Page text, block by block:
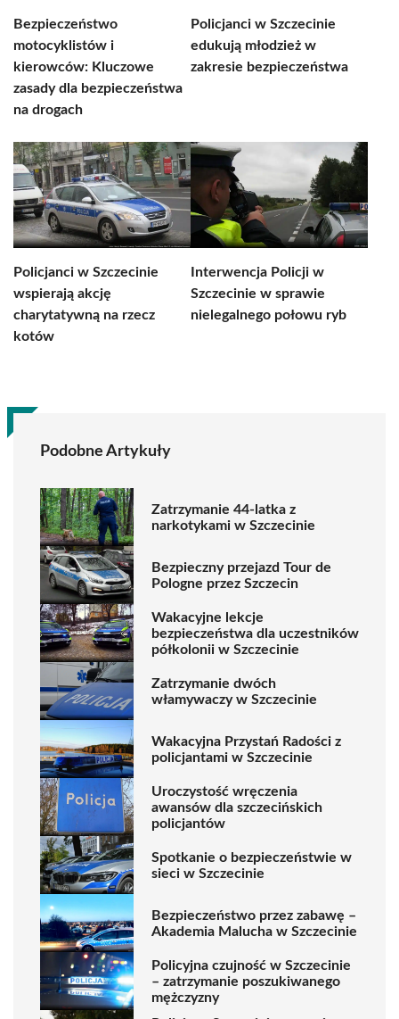
Bezpieczeństwo
motocyklistów i
kierowców: Kluczowe
zasady dla bezpieczeństwa
na drogach
Policjanci w Szczecinie
edukują młodzież w
zakresie bezpieczeństwa
Policjanci w Szczecinie
wspierają akcję
charytatywną na rzecz
kotów
Interwencja Policji w
Szczecinie w sprawie
nielegalnego połowu ryb
Podobne Artykuły
Zatrzymanie 44-latka z
narkotykami w Szczecinie
Bezpieczny przejazd Tour de
Pologne przez Szczecin
Wakacyjne lekcje
bezpieczeństwa dla uczestników
półkolonii w Szczecinie
Zatrzymanie dwóch
włamywaczy w Szczecinie
Wakacyjna Przystań Radości z
policjantami w Szczecinie
Uroczystość wręczenia
awansów dla szczecińskich
policjantów
Spotkanie o bezpieczeństwie w
sieci w Szczecinie
Bezpieczeństwo przez zabawę –
Akademia Malucha w Szczecinie
Policyjna czujność w Szczecinie
– zatrzymanie poszukiwanego
mężczyzny